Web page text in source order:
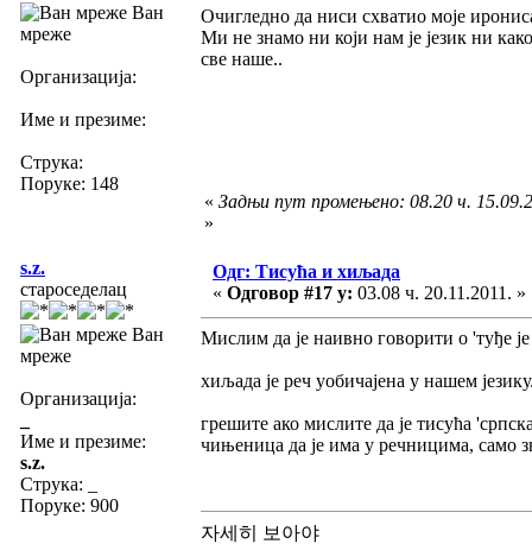
Ван
мреже
Организација:
Име и презиме:
Струка:
Поруке: 148
Очигледно да ниси схватио моје
Ми не знамо ни који нам је језик ни
све наше..
« Задњи пут промењено: 08.20 ч.
»
s.z.
староседелац
Ван
мреже
Организација:
Име и презиме:
s.z.
Струка:
Поруке: 900
Одг: Тисућа и хиљада
« Одговор #17 у: 03.08 ч. 20.11.2011. »
Мислим да је наивно говорити о 'туђе
хиљада је реч уобичајена у нашем
грешите ако мислите да је тисућа
чињеница да је има у речницима, само
자세히 보아야